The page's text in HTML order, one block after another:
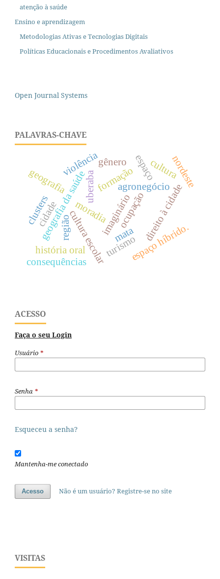
atenção à saúde
Ensino e aprendizagem
Metodologias Ativas e Tecnologias Digitais
Políticas Educacionais e Procedimentos Avaliativos
Open Journal Systems
PALAVRAS-CHAVE
geografia da saúde imaginário
agronegócio
uberaba
moradia ocupaçãodireito à cidade
cultura escolar
história oral
cidade
formação
espaço híbrido.
consequências
mata
região
nordeste
turismo
espaço
geografia
violência
clusters
gênero cultura
ACESSO
Faça o seu Login
Usuário *
Senha *
Esqueceu a senha?
Mantenha-me conectado
Acesso Não é um usuário? Registre-se no site
VISITAS